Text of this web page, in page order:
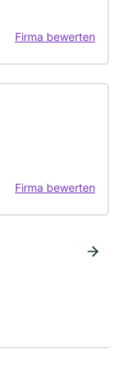
Firma bewerten
Firma bewerten